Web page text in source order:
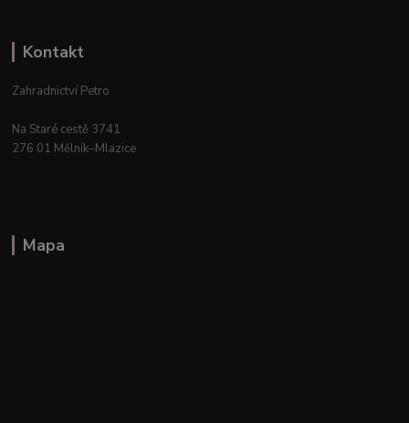
Kontakt
Zahradnictví Petro
Na Staré cestě 3741
276 01 Mělník–Mlazice
Mapa